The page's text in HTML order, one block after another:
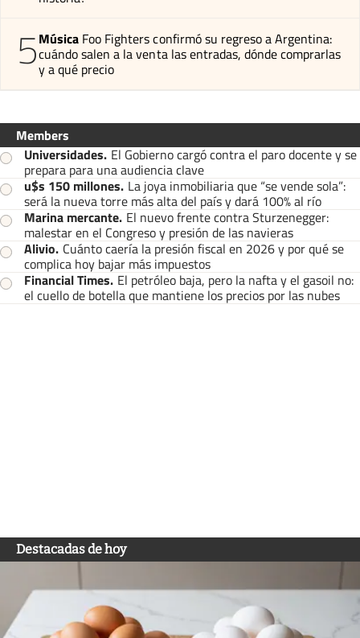
5Música Foo Fighters confirmó su regreso a Argentina:
cuándo salen a la venta las entradas, dónde comprarlas
y a qué precio
Members
Universidades. El Gobierno cargó contra el paro docente y se
prepara para una audiencia clave
u$s 150 millones. La joya inmobiliaria que “se vende sola”:
será la nueva torre más alta del país y dará 100% al río
Marina mercante. El nuevo frente contra Sturzenegger:
malestar en el Congreso y presión de las navieras
Alivio. Cuánto caería la presión fiscal en 2026 y por qué se
complica hoy bajar más impuestos
Financial Times. El petróleo baja, pero la nafta y el gasoil no:
el cuello de botella que mantiene los precios por las nubes
Destacadas de hoy